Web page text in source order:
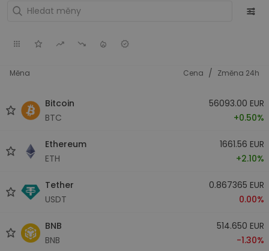
Měna Cena / Změna 24h
Bitcoin
BTC
56093.00 EUR
+0.50%
Ethereum
ETH
1661.56 EUR
+2.10%
Tether
USDT
0.867365 EUR
0.00%
BNB
BNB
514.650 EUR
-1.30%